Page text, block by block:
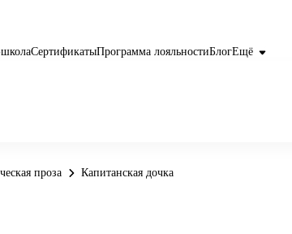
СертификатыПрограмма лояльностиБлогЕщё
проза Капитанская дочка